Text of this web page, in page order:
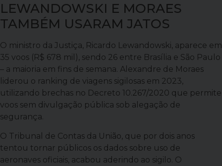
LEWANDOWSKI E MORAES
TAMBÉM USARAM JATOS
O ministro da Justiça, Ricardo Lewandowski, aparece em
35 voos (R$ 678 mil), sendo 26 entre Brasília e São Paulo
– a maioria em fins de semana. Alexandre de Moraes
liderou o ranking de viagens sigilosas em 2023,
utilizando brechas no Decreto 10.267/2020 que permite
voos sem divulgação pública sob alegação de
segurança.
O Tribunal de Contas da União, que por dois anos
tentou tornar públicos os dados sobre uso de
aeronaves oficiais, acabou aderindo ao sigilo. O